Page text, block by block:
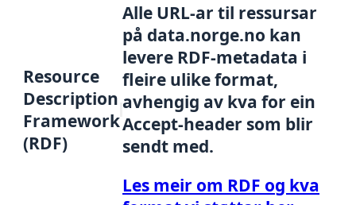
Resource
Description
Framework
(RDF)
Alle URL-ar til ressursar
på data.norge.no kan
levere RDF-metadata i
fleire ulike format,
avhengig av kva for ein
Accept-header som blir
sendt med.
Les meir om RDF og kva